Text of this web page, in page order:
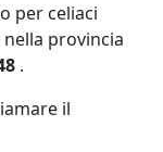
per celiaci
nella provincia
.
il